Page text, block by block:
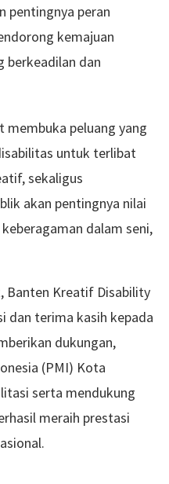
pentingnya peran
kemajuan
berkeadilan dan
membuka peluang yang
untuk terlibat
sekaligus
akan pentingnya nilai
dalam seni,
Banten Kreatif Disability
dan terima kasih kepada
dukungan,
(PMI) Kota
serta mendukung
meraih prestasi